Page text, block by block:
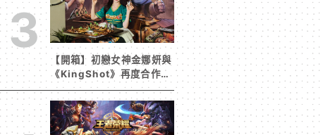
3
【開箱】初戀女神金娜妍與
《KingShot》再度合作！
攜手焦糖楓、柒息地推出
「國王燒烤節」活動